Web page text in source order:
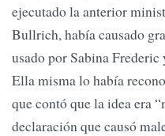
ejecutado la anterior
Bullrich, había causado
usado por Sabina Frederic
Ella misma lo había
que contó que la idea era
declaración que causó